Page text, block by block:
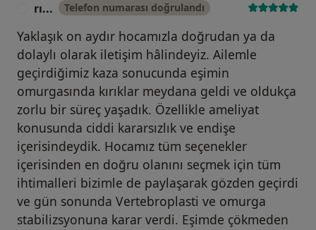
rı... Telefon numarası doğrulandı
Yaklaşık on aydır hocamızla doğrudan ya da
dolaylı olarak iletişim hâlindeyiz. Ailemle
geçirdiğimiz kaza sonucunda eşimin
omurgasında kırıklar meydana geldi ve oldukça
zorlu bir süreç yaşadık. Özellikle ameliyat
konusunda ciddi kararsızlık ve endişe
içerisindeydik. Hocamız tüm seçenekler
içerisinden en doğru olanını seçmek için tüm
ihtimalleri bizimle de paylaşarak gözden geçirdi
ve gün sonunda Vertebroplasti ve omurga
stabilizsyonuna karar verdi. Eşimde çökmeden